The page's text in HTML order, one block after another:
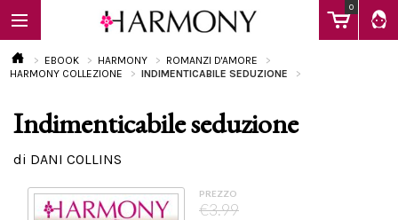
0
EBOOK
EBOOK HARMONY
ROMANZI D'AMORE
HARMONY COLLEZIONE
INDIMENTICABILE SEDUZIONE
Indimenticabile seduzione
di DANI COLLINS
PREZZO
€3.99